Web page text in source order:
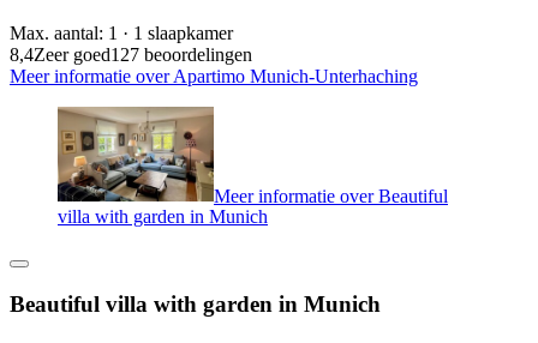
Max. aantal: 1 · 1 slaapkamer
8,4Zeer goed127 beoordelingen
Meer informatie over Apartimo Munich-Unterhaching
Meer informatie over Beautiful
villa with garden in Munich
Beautiful villa with garden in Munich